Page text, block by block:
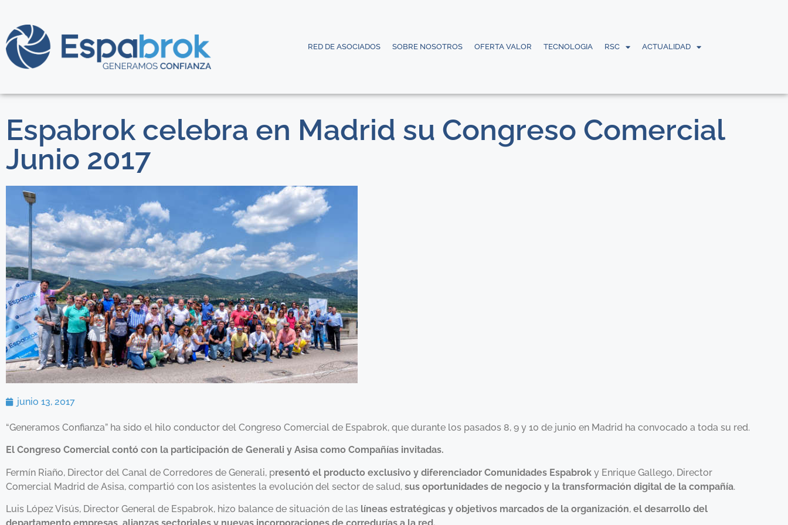
RED DE ASOCIADOS SOBRE NOSOTROS OFERTA VALOR TECNOLOGIA RSC ACTUALIDAD
Espabrok celebra en Madrid su Congreso Comercial
Junio 2017
junio 13, 2017
“Generamos Confianza” ha sido el hilo conductor del Congreso Comercial de Espabrok, que durante los pasados 8, 9 y 10 de junio en Madrid ha convocado a toda su red.
El Congreso Comercial contó con la participación de Generali y Asisa como Compañías invitadas.
Fermín Riaño, Director del Canal de Corredores de Generali, presentó el producto exclusivo y diferenciador Comunidades Espabrok y Enrique Gallego, Director
Comercial Madrid de Asisa, compartió con los asistentes la evolución del sector de salud, sus oportunidades de negocio y la transformación digital de la compañía.
Luis López Visús, Director General de Espabrok, hizo balance de situación de las líneas estratégicas y objetivos marcados de la organización, el desarrollo del